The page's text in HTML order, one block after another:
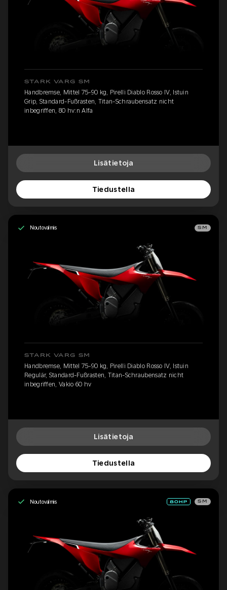
STARK VARG SM
Handbremse, Mittel 75-90 kg, Pirelli Diablo Rosso IV, Istuin
Grip, Standard-Fußrasten, Titan-Schraubensatz nicht
inbegriffen, 80 hv:n Alfa
Lisätietoja
Tiedustella
Noutovalmis SM
STARK VARG SM
Handbremse, Mittel 75-90 kg, Pirelli Diablo Rosso IV, Istuin
Regulär, Standard-Fußrasten, Titan-Schraubensatz nicht
inbegriffen, Vakio 60 hv
Lisätietoja
Tiedustella
Noutovalmis SM